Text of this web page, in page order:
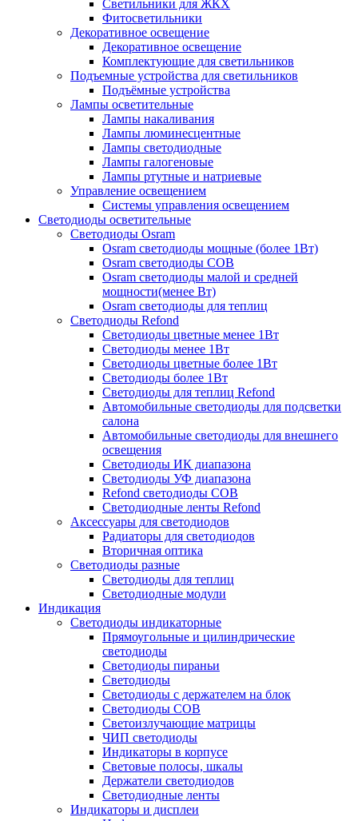
Светильники для ЖКХ
Фитосветильники
Декоративное освещение
Декоративное освещение
Комплектующие для светильников
Подъемные устройства для светильников
Подъёмные устройства
Лампы осветительные
Лампы накаливания
Лампы люминесцентные
Лампы светодиодные
Лампы галогеновые
Лампы ртутные и натриевые
Управление освещением
Системы управления освещением
Светодиоды осветительные
Светодиоды Osram
Osram светодиоды мощные (более 1Вт)
Osram светодиоды COB
Osram светодиоды малой и средней
мощности(менее Вт)
Osram светодиоды для теплиц
Светодиоды Refond
Светодиоды цветные менее 1Вт
Светодиоды менее 1Вт
Светодиоды цветные более 1Вт
Светодиоды более 1Вт
Светодиоды для теплиц Refond
Автомобильные светодиоды для подсветки
салона
Автомобильные светодиоды для внешнего
освещения
Светодиоды ИК диапазона
Светодиоды УФ диапазона
Refond светодиоды COB
Светодиодные ленты Refond
Аксессуары для светодиодов
Радиаторы для светодиодов
Вторичная оптика
Светодиоды разные
Светодиоды для теплиц
Светодиодные модули
Индикация
Светодиоды индикаторные
Прямоугольные и цилиндрические
светодиоды
Светодиоды пираньи
Светодиоды
Светодиоды с держателем на блок
Светодиоды COB
Светоизлучающие матрицы
ЧИП светодиоды
Индикаторы в корпусе
Световые полосы, шкалы
Держатели светодиодов
Светодиодные ленты
Индикаторы и дисплеи